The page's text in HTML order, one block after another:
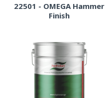
22501 - OMEGA Hammer
Finish